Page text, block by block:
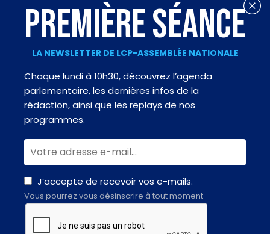
PREMIÈRE SÉANCE
LA NEWSLETTER DE LCP-ASSEMBLÉE NATIONALE
Chaque lundi à 10h30, découvrez l’agenda
parlementaire, les dernières infos de la
rédaction, ainsi que les replays de nos
programmes.
J’accepte de recevoir vos e-mails.
Vous pourrez vous désinscrire à tout moment